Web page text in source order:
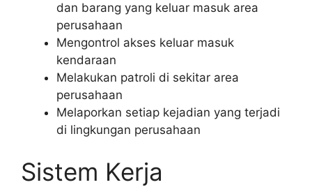
dan barang yang keluar masuk area
perusahaan
Mengontrol akses keluar masuk
kendaraan
Melakukan patroli di sekitar area
perusahaan
Melaporkan setiap kejadian yang terjadi
di lingkungan perusahaan
Sistem Kerja